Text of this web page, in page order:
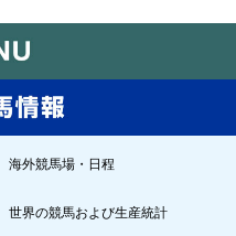
海外競馬場・日程
世界の競馬および生産統計